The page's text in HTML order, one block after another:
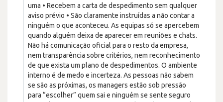
uma • Recebem a carta de despedimento sem qualquer
aviso prévio • São claramente instruídas a não contar a
ninguém o que aconteceu. As equipas só se apercebem
quando alguém deixa de aparecer em reuniões e chats.
Não há comunicação oficial para o resto da empresa,
nem transparência sobre critérios, nem reconhecimento
de que exista um plano de despedimentos. O ambiente
interno é de medo e incerteza. As pessoas não sabem
se são as próximas, os managers estão sob pressão
para “escolher” quem sai e ninguém se sente seguro